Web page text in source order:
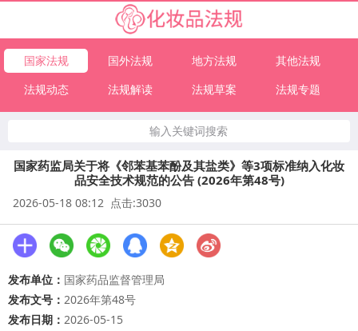
国家法规 国外法规 地方法规
其他法规
法规动态
法规解读 法规草案 法规专题
输入关键词搜索
国家药监局关于将《邻苯基苯酚及其盐类》等3项标准纳入化妆
品安全技术规范的公告 (2026年第48号)
2026-05-18 08:12 点击:3030
发布单位： 国家药品监督管理局
发布文号： 2026年第48号
发布日期： 2026-05-15